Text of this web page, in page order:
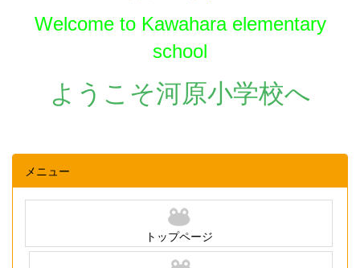
Welcome to Kawahara elementary
school
ようこそ河原小学校へ
メニュー
トップページ